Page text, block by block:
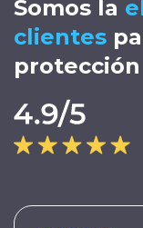
Somos la
clientes
protección